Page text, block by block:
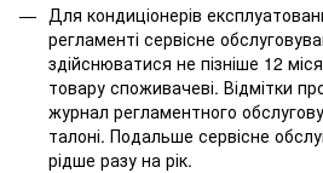
Для кондиціонерів
регламенті сервісне
здійснюватися не пізніше 12
товару споживачеві. Відмітки
журнал регламентного
талоні. Подальше сервісне
рідше разу на рік.